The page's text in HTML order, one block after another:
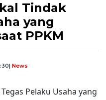
Tindak
yang
PPKM
| News